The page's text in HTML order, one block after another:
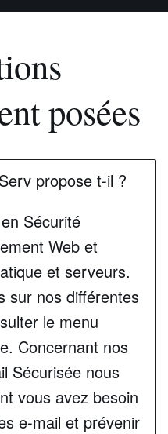
posées
propose t-il ?
Sécurité
Web et
et serveurs.
sur nos différentes
le menu
Concernant nos
Sécurisée nous
vous avez besoin
e-mail et prévenir